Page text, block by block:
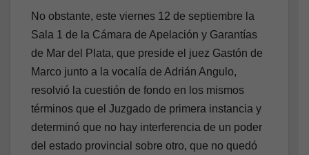
No obstante, este viernes 12 de septiembre la
Sala 1 de la Cámara de Apelación y Garantías
de Mar del Plata, que preside el juez Gastón de
Marco junto a la vocalía de Adrián Angulo,
resolvió la cuestión de fondo en los mismos
términos que el Juzgado de primera instancia y
determinó que no hay interferencia de un poder
del estado provincial sobre otro, que no quedó